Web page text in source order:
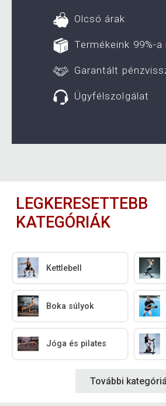
Olcsó árak
Termékeink 99%-a
Garantált
Ügyfélszolgálat
LEGKERESETTEBB
KATEGÓRIÁK
Kettlebell
Boka súlyok
Jóga és pilates
További